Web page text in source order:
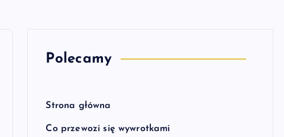
Polecamy
Strona główna
Co przewozi się wywrotkami